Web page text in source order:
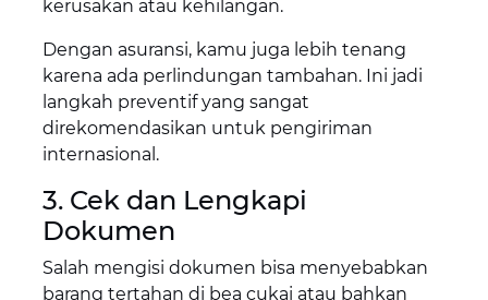
kerusakan atau kehilangan.
Dengan asuransi, kamu juga lebih tenang
karena ada perlindungan tambahan. Ini jadi
langkah preventif yang sangat
direkomendasikan untuk pengiriman
internasional.
3. Cek dan Lengkapi
Dokumen
Salah mengisi dokumen bisa menyebabkan
barang tertahan di bea cukai atau bahkan